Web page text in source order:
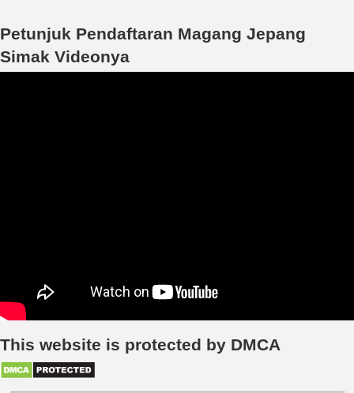
Petunjuk Pendaftaran Magang Jepang
Simak Videonya
This website is protected by DMCA